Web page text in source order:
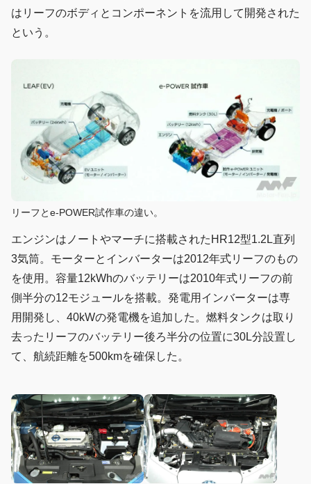
はリーフのボディとコンポーネントを流用して開発された
という。
リーフとe-POWER試作車の違い。
エンジンはノートやマーチに搭載されたHR12型1.2L直列
3気筒。モーターとインバーターは2012年式リーフのもの
を使用。容量12kWhのバッテリーは2010年式リーフの前
側半分の12モジュールを搭載。発電用インバーターは専
用開発し、40kWの発電機を追加した。燃料タンクは取り
去ったリーフのバッテリー後ろ半分の位置に30L分設置し
て、航続距離を500kmを確保した。